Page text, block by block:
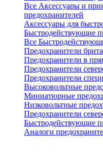
Все Аксессуары и
предохранителей
Аксессуары для
Быстродействующие
Все
Предохранители
Предохранители в
Предохранители
Предохранители
Высоковольтные
Миниатюрные
Низковольтные
Предохранители
Быстродействующие
Аналоги